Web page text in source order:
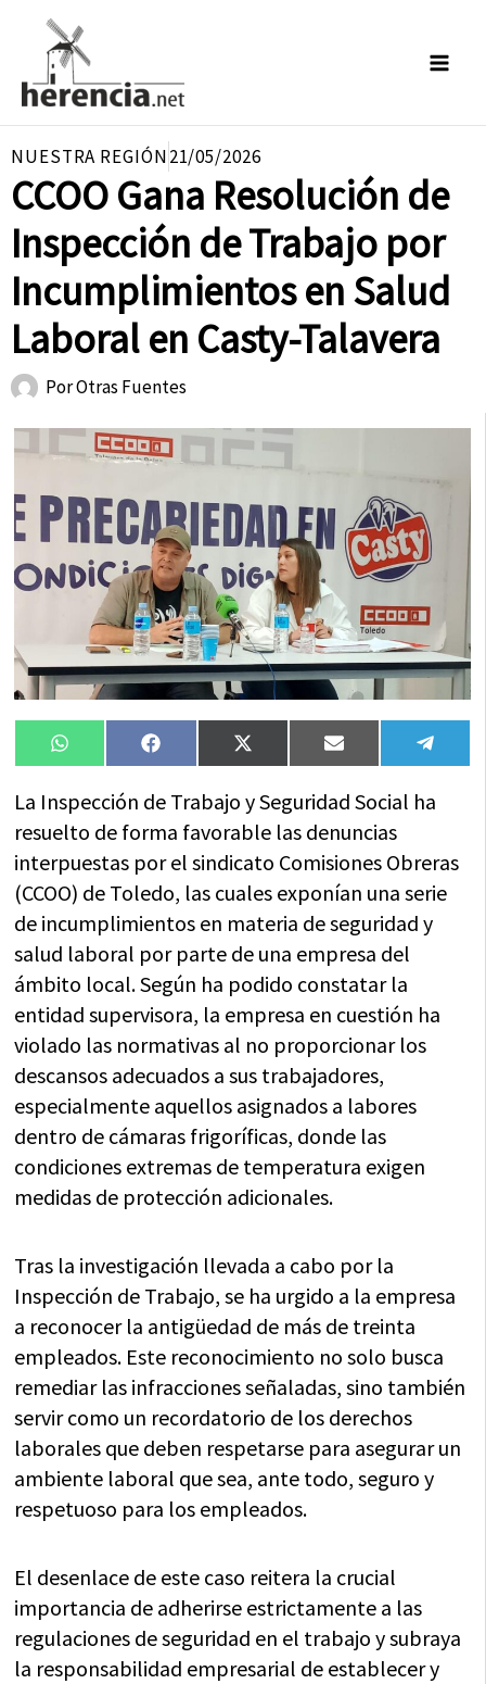
contenido
NUESTRA REGIÓN21/05/2026
CCOO Gana Resolución de
Inspección de Trabajo por
Incumplimientos en Salud
Laboral en Casty-Talavera
PorOtras Fuentes
Compartir
en
WhatsAppCompartir
en
FacebookCompartir
en
X
(Twitter)
Compartir
en
Email
en
La Inspección de Trabajo y Seguridad Social ha
resuelto de forma favorable las denuncias
interpuestas por el sindicato Comisiones Obreras
(CCOO) de Toledo, las cuales exponían una serie
de incumplimientos en materia de seguridad y
salud laboral por parte de una empresa del
ámbito local. Según ha podido constatar la
entidad supervisora, la empresa en cuestión ha
violado las normativas al no proporcionar los
descansos adecuados a sus trabajadores,
especialmente aquellos asignados a labores
dentro de cámaras frigoríficas, donde las
condiciones extremas de temperatura exigen
medidas de protección adicionales.
Tras la investigación llevada a cabo por la
Inspección de Trabajo, se ha urgido a la empresa
a reconocer la antigüedad de más de treinta
empleados. Este reconocimiento no solo busca
remediar las infracciones señaladas, sino también
servir como un recordatorio de los derechos
laborales que deben respetarse para asegurar un
ambiente laboral que sea, ante todo, seguro y
respetuoso para los empleados.
El desenlace de este caso reitera la crucial
importancia de adherirse estrictamente a las
regulaciones de seguridad en el trabajo y subraya
la responsabilidad empresarial de establecer y